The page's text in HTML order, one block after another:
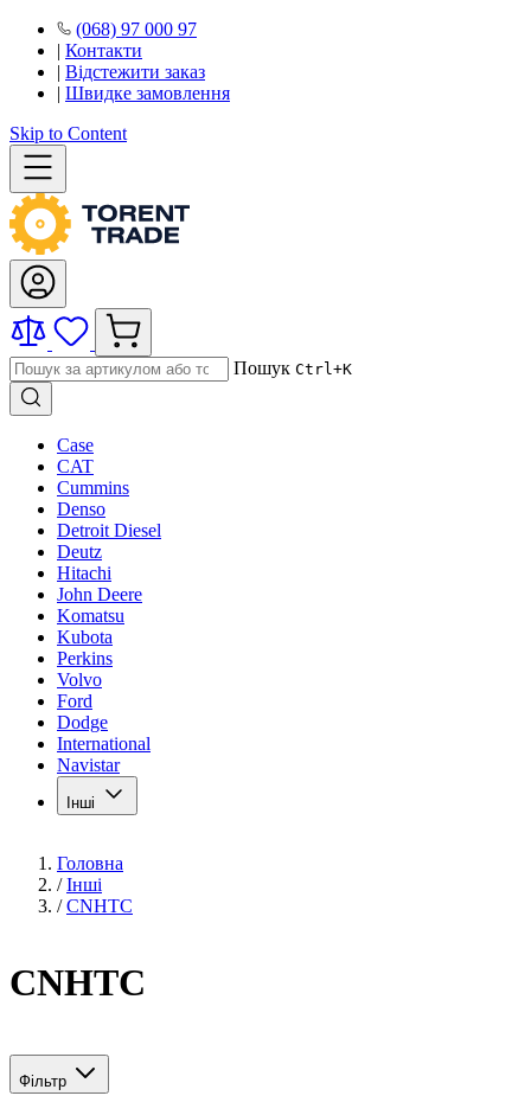
(068) 97 000 97
| Контакти
| Відстежити заказ
| Швидке замовлення
Skip to Content
Пошук Ctrl+K
Case
CAT
Cummins
Denso
Detroit Diesel
Deutz
Hitachi
John Deere
Komatsu
Kubota
Perkins
Volvo
Ford
Dodge
International
Navistar
Інші
Головна
/ Інші
/ CNHTC
CNHTC
Фільтр